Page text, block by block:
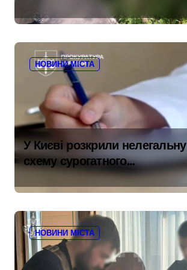
права власності на фіктивну
будівлю в центрі Києва
НОВИНИ МІСТА
У Києві розкрили нелегальну
схему сурогатного
материнства для іноземних
замовників: двійня загинула
через передчасні пологи
НОВИНИ МІСТА